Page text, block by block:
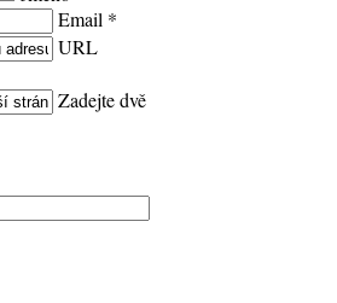
Email *
URL
Zadejte dvě